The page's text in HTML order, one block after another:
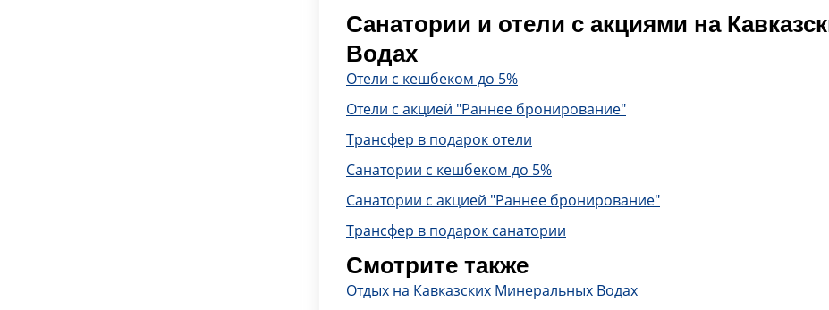
Санатории и отели с акциями на
Водах
Отели с кешбеком до 5%
Отели с акцией "Раннее бронирование"
Трансфер в подарок отели
Санатории с кешбеком до 5%
Санатории с акцией "Раннее бронирование"
Трансфер в подарок санатории
Смотрите также
Отдых на Кавказских Минеральных Водах